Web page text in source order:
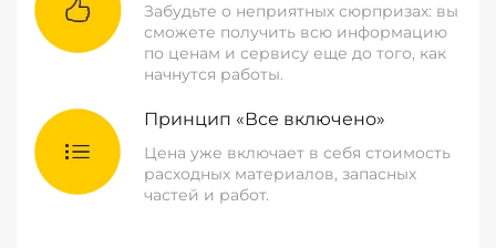
Забудьте о неприятных сюрпризах: вы
сможете получить всю информацию
по ценам и сервису еще до того, как
начнутся работы.
Принцип «Все включено»
Цена уже включает в себя стоимость
расходных материалов, запасных
частей и работ.